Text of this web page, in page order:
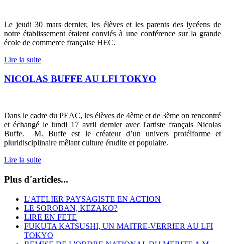
Le jeudi 30 mars dernier, les élèves et les parents des lycéens de
notre établissement étaient conviés à une conférence sur la grande
école de commerce française HEC.
Lire la suite
NICOLAS BUFFE AU LFI TOKYO
Dans le cadre du PEAC, les élèves de 4ème et de 3ème on rencontré
et échangé le lundi 17 avril dernier avec l'artiste français Nicolas
Buffe. M. Buffe est le créateur d’un univers protéiforme et
pluridisciplinaire mêlant culture érudite et populaire.
Lire la suite
Plus d'articles...
L'ATELIER PAYSAGISTE EN ACTION
LE SOROBAN, KEZAKO?
LIRE EN FETE
FUKUTA KATSUSHI, UN MAITRE-VERRIER AU LFI
TOKYO